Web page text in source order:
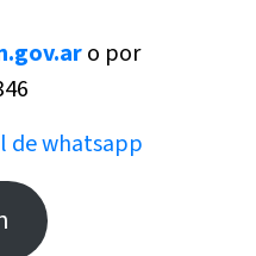
o por
de whatsapp